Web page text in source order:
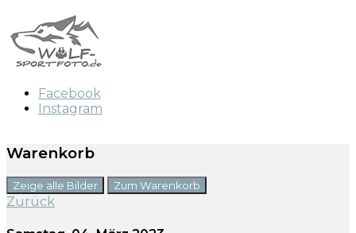
Facebook
Instagram
Warenkorb
Zeige alle Bilder Zum Warenkorb
Zurück